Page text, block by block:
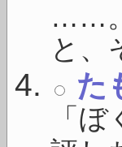
……
と、
た
「